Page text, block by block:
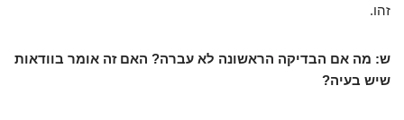
זהו.
ש: מה אם הבדיקה הראשונה לא עברה? האם זה אומר בוודאות
שיש בעיה?